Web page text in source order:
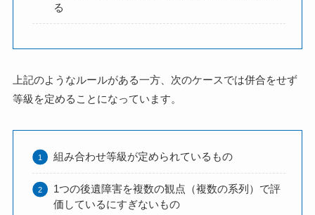
る
上記のようなルールがある一方、次のケースでは併合をせず
等級を定めることになっています。
組み合わせ等級が定められているもの
1つの後遺障害を複数の観点（複数の系列）で評
価しているにすぎないもの